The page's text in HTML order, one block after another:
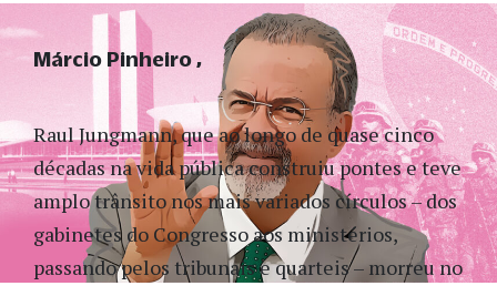
Raul Jungmann, que ao longo de quase cinco
décadas na vida pública construiu pontes e teve
amplo trânsito nos mais variados círculos – dos
gabinetes do Congresso aos ministérios,
passando pelos tribunais e quarteis – morreu no
Márcio Pinheiro